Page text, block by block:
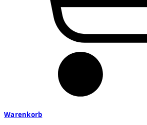
Warenkorb